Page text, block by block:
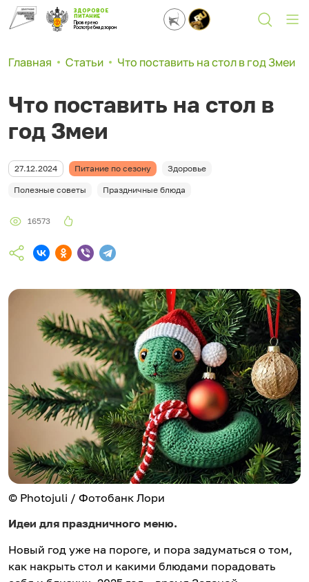
ЗДОРОВОЕ
ПИТАНИЕ
Проверено
Роспотребнадзором
Главная Статьи Что поставить на стол в год Змеи
Что поставить на стол в
год Змеи
27.12.2024 Питание по сезону Здоровье
Полезные советы Праздничные блюда
16573
© Photojuli / Фотобанк Лори
Идеи для праздничного меню.
Новый год уже на пороге, и пора задуматься о том,
как накрыть стол и какими блюдами порадовать